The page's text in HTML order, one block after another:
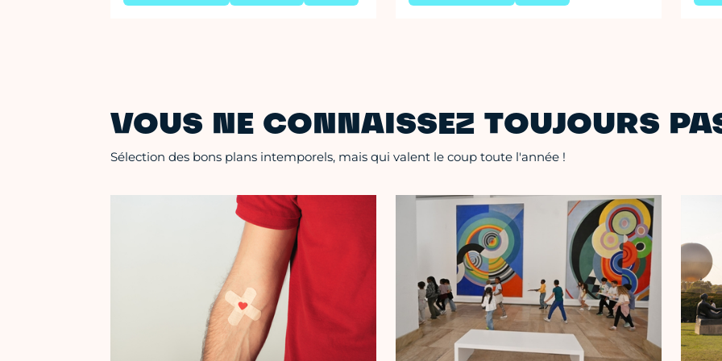
VOUS NE CONNAISSEZ TOUJOURS
Sélection des bons plans intemporels, mais qui valent le coup toute l'année !